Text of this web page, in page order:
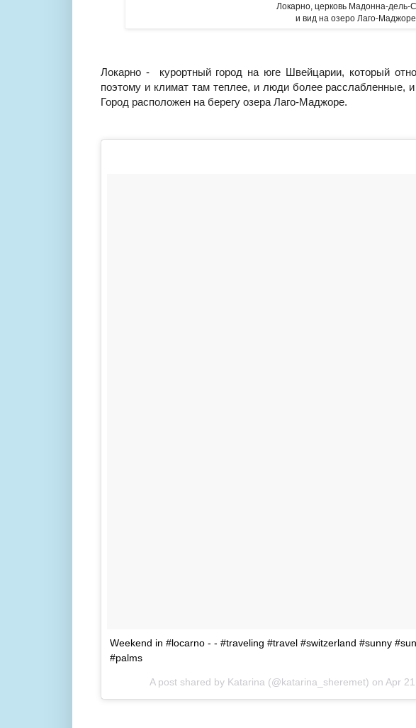
Локарно, церковь Мадонна-дель-
и вид на озеро Лаго-Маджоре
Локарно - курортный город на юге Швейцарии, который
поэтому и климат там теплее, и люди более расслабленные,
Город расположен на берегу озера Лаго-Маджоре.
Weekend in #locarno - - #traveling #travel #switzerland #sunny
#palms
A post shared by Katarina (@katarina_sheremet) on Apr